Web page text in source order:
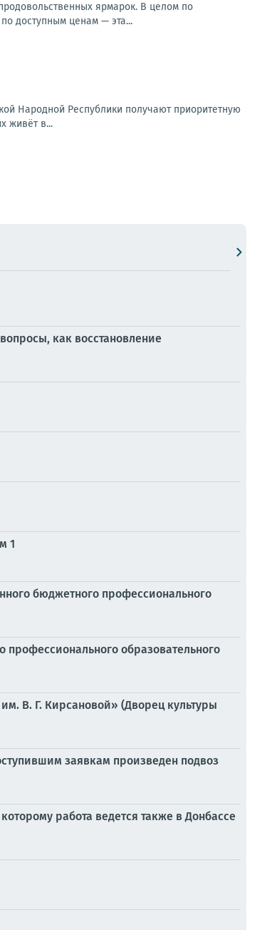
ярмарок. В целом по
доступным ценам — эта...
Народной Республики получают приоритетную
живёт в...
как восстановление
1
бюджетного профессионального
профессионального образовательного
В. Г. Кирсановой» (Дворец культуры
заявкам произведен подвоз
работа ведется также в Донбассе